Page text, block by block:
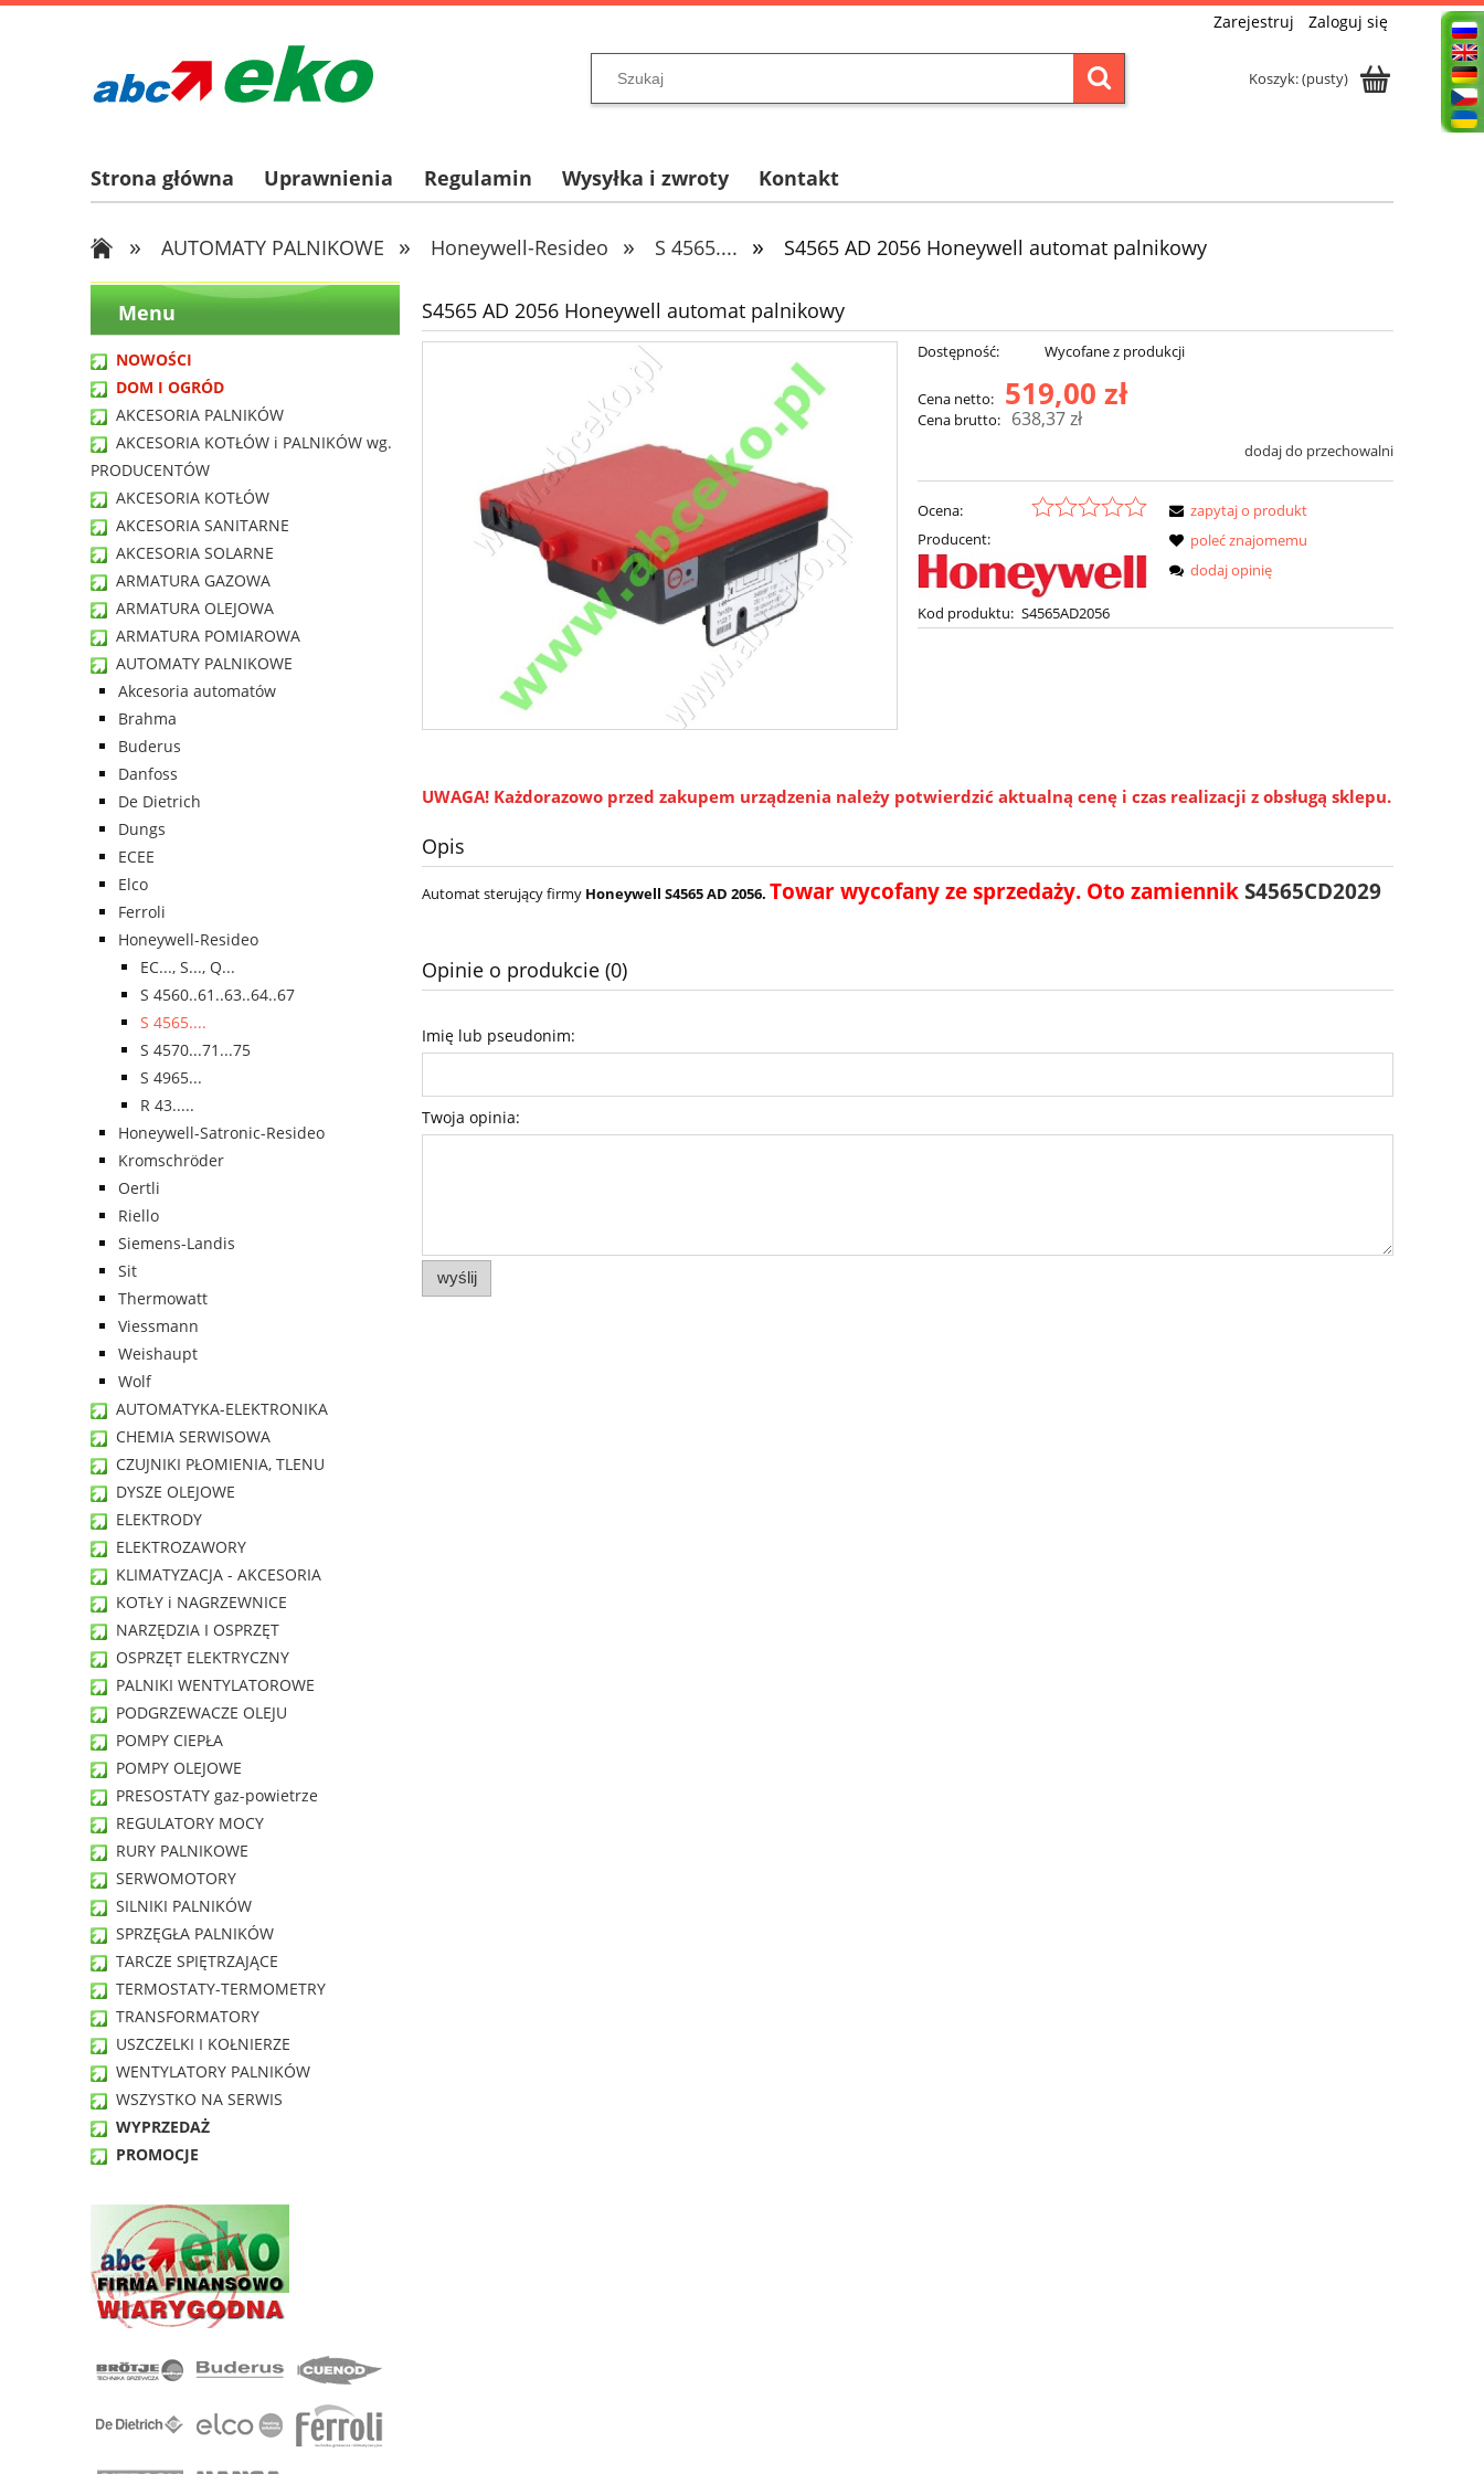
Zarejestruj Zaloguj się
Koszyk:(pusty)
Strona główna Uprawnienia Regulamin Wysyłka i zwroty Kontakt
» AUTOMATY PALNIKOWE » Honeywell-Resideo » S 4565.... » S4565 AD 2056 Honeywell automat palnikowy
Menu
NOWOŚCI
DOM I OGRÓD
AKCESORIA PALNIKÓW
AKCESORIA KOTŁÓW i PALNIKÓW wg.
PRODUCENTÓW
AKCESORIA KOTŁÓW
AKCESORIA SANITARNE
AKCESORIA SOLARNE
ARMATURA GAZOWA
ARMATURA OLEJOWA
ARMATURA POMIAROWA
AUTOMATY PALNIKOWE
Akcesoria automatów
Brahma
Buderus
Danfoss
De Dietrich
Dungs
ECEE
Elco
Ferroli
Honeywell-Resideo
EC..., S..., Q...
S 4560..61..63..64..67
S 4565....
S 4570...71...75
S 4965...
R 43.....
Honeywell-Satronic-Resideo
Kromschröder
Oertli
Riello
Siemens-Landis
Sit
Thermowatt
Viessmann
Weishaupt
Wolf
AUTOMATYKA-ELEKTRONIKA
CHEMIA SERWISOWA
CZUJNIKI PŁOMIENIA, TLENU
DYSZE OLEJOWE
ELEKTRODY
ELEKTROZAWORY
KLIMATYZACJA - AKCESORIA
KOTŁY i NAGRZEWNICE
NARZĘDZIA I OSPRZĘT
OSPRZĘT ELEKTRYCZNY
PALNIKI WENTYLATOROWE
PODGRZEWACZE OLEJU
POMPY CIEPŁA
POMPY OLEJOWE
PRESOSTATY gaz-powietrze
REGULATORY MOCY
RURY PALNIKOWE
SERWOMOTORY
SILNIKI PALNIKÓW
SPRZĘGŁA PALNIKÓW
TARCZE SPIĘTRZAJĄCE
TERMOSTATY-TERMOMETRY
TRANSFORMATORY
USZCZELKI I KOŁNIERZE
WENTYLATORY PALNIKÓW
WSZYSTKO NA SERWIS
WYPRZEDAŻ
PROMOCJE
S4565 AD 2056 Honeywell automat palnikowy
Dostępność: Wycofane z produkcji
Cena netto: 519,00 zł
Cena brutto: 638,37 zł
dodaj do przechowalni
Ocena:
Producent:
Kod produktu: S4565AD2056
zapytaj o produkt
poleć znajomemu
dodaj opinię
UWAGA! Każdorazowo przed zakupem urządzenia należy potwierdzić aktualną cenę i czas realizacji z obsługą sklepu.
Opis
Automat sterujący firmy Honeywell S4565 AD 2056. Towar wycofany ze sprzedaży. Oto zamiennik S4565CD2029
Opinie o produkcie (0)
Imię lub pseudonim:
Twoja opinia:
wyślij